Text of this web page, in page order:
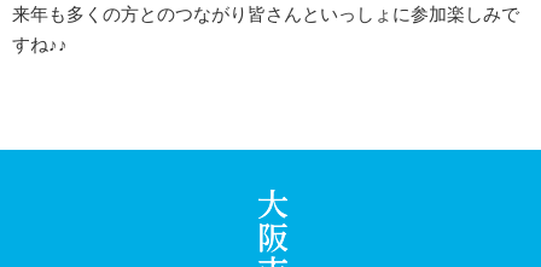
来年も多くの方とのつながり皆さんといっしょに参加楽しみで
すね♪♪